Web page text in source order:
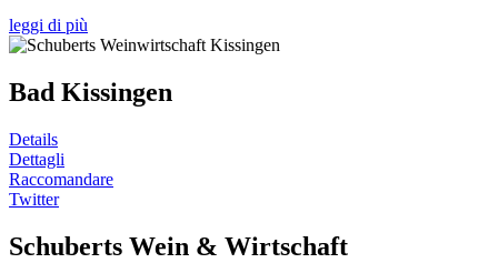
leggi di più
Bad Kissingen
Details
Dettagli
Raccomandare
Twitter
Schuberts Wein & Wirtschaft